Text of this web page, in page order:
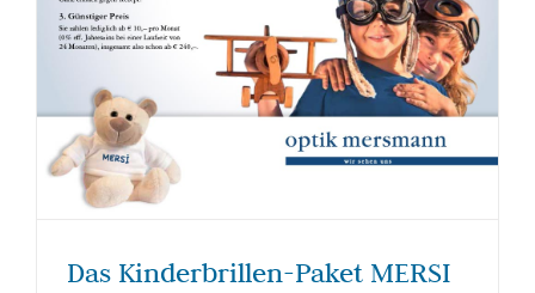
Das Kinderbrillen-Paket MERSI